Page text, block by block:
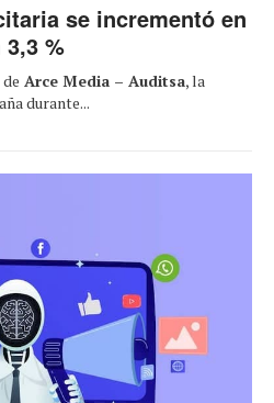
se incrementó en
3,3 %
Arce Media – Auditsa, la
durante...